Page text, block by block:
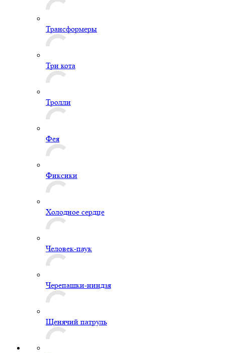
Трансформеры
Три кота
Тролли
Фея
Фиксики
Холодное сердце
Человек-паук
Черепашки-ниндзя
Щенячий патруль